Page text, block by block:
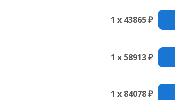
1 x 43865 ₽
1 x 58913 ₽
1 x 84078 ₽